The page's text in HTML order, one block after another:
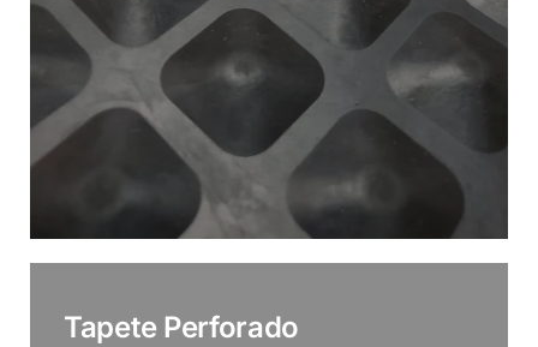
Tapete Perforado